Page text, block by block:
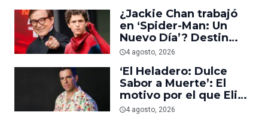
¿Jackie Chan trabajó
en ‘Spider-Man: Un
Nuevo Día’? Destin
Daniel Cretton aclara el
4 agosto, 2026
‘El Heladero: Dulce
Sabor a Muerte’: El
motivo por el que Eli
Roth se hartó de los
4 agosto, 2026